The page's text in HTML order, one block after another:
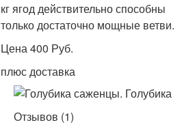
кг ягод действительно способны
только достаточно мощные ветви.
Цена 400 Руб.
плюс доставка
Отзывов (1)